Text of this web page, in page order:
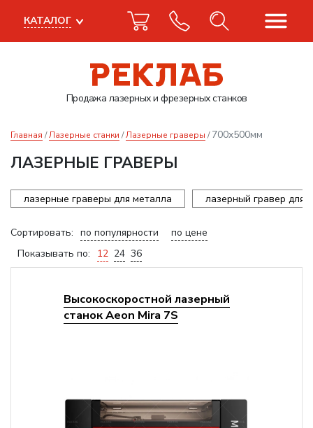
Продажа лазерныхи фрезерных станков
КАТАЛОГ
Главная Лазерные станки Лазерные граверы 700x500мм
ЛАЗЕРНЫЕ ГРАВЕРЫ
лазерные граверы для металла лазерный гравер для
Сортировать: по популярности
по цене
Показывать по:
12 24 36
Высокоскоростной лазерный
станок Aeon Mira 7S